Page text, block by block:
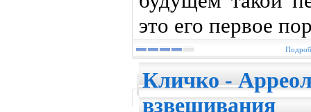
это его первое
Кличко -
взвешивания